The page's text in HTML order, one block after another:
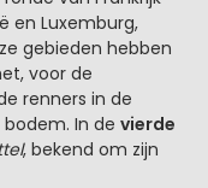
en Luxemburg,
gebieden hebben
voor de
renners in de
In de vierde
, bekend om zijn